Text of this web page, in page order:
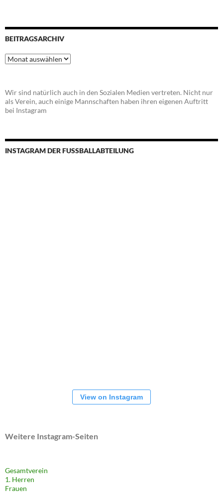
BEITRAGSARCHIV
Beitragsarchiv
Wir sind natürlich auch in den Sozialen Medien vertreten. Nicht nur
als Verein, auch einige Mannschaften haben ihren eigenen Auftritt
bei Instagram
INSTAGRAM DER FUSSBALLABTEILUNG
View on Instagram
Weitere Instagram-Seiten
Gesamtverein
1. Herren
Frauen